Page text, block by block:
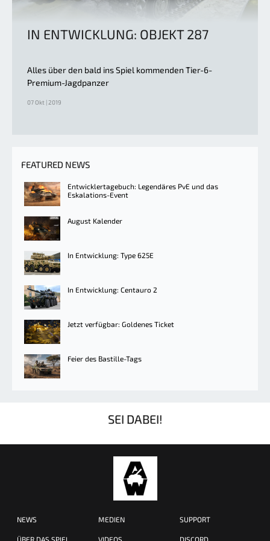
IN ENTWICKLUNG: OBJEKT 287
Alles über den bald ins Spiel kommenden Tier-6-
Premium-Jagdpanzer
07 Okt | 2019
FEATURED NEWS
Entwicklertagebuch: Legendäres PvE und das
Eskalations-Event
August Kalender
In Entwicklung: Type 625E
In Entwicklung: Centauro 2
Jetzt verfügbar: Goldenes Ticket
Feier des Bastille-Tags
SEI DABEI!
NEWS
ÜBER DAS SPIEL
MEDIEN
VIDEOS
SUPPORT
DISCORD